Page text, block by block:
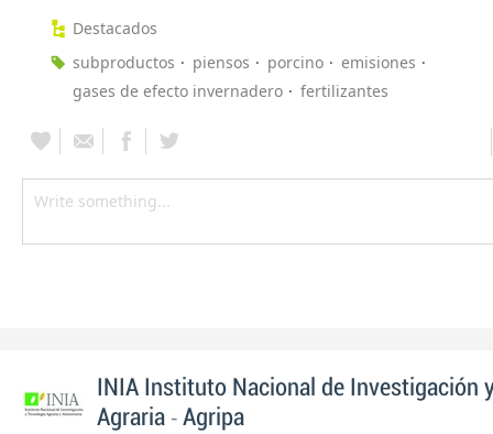
Destacados
subproductos
piensos porcino
emisiones
gases de efecto invernadero
fertilizantes
INIA Instituto Nacional de Investigación
Agraria - Agripa